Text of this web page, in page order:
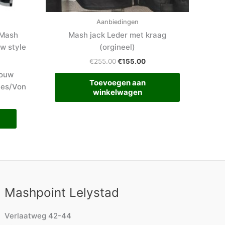
style
Von
Aanbiedingen
Mash jack Leder met kraag
(orgineel)
€255.00 €155.00
Toevoegen aan
winkelwagen
Mashpoint Lelystad
Verlaatweg 42-44